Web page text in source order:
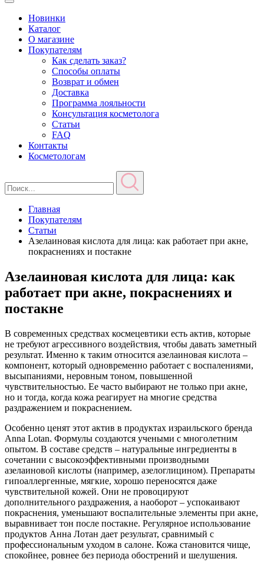
Toggle
navigationНовинки
Каталог
О магазине
Покупателям
Как сделать заказ?
Способы оплаты
Возврат и обмен
Доставка
Программа лояльности
Консультация косметолога
Статьи
FAQ
Контакты
Косметологам
Главная
Покупателям
Статьи
Азелаиновая кислота для лица: как работает при акне,
покраснениях и постакне
Азелаиновая кислота для лица: как
работает при акне, покраснениях и
постакне
В современных средствах космецевтики есть актив, которые
не требуют агрессивного воздействия, чтобы давать заметный
результат. Именно к таким относится азелаиновая кислота –
компонент, который одновременно работает с воспалениями,
высыпаниями, неровным тоном, повышенной
чувствительностью. Ее часто выбирают не только при акне,
но и тогда, когда кожа реагирует на многие средства
раздражением и покраснением.
Особенно ценят этот актив в продуктах израильского бренда
Anna Lotan. Формулы создаются учеными с многолетним
опытом. В составе средств – натуральные ингредиенты в
сочетании с высокоэффективными производными
азелаиновой кислоты (например, азелоглицином). Препараты
гипоаллергенные, мягкие, хорошо переносятся даже
чувствительной кожей. Они не провоцируют
дополнительного раздражения, а наоборот – успокаивают
покраснения, уменьшают воспалительные элементы при акне,
выравнивает тон после постакне. Регулярное использование
продуктов Анна Лотан дает результат, сравнимый с
профессиональным уходом в салоне. Кожа становится чище,
спокойнее, ровнее без периода обострений и шелушения.